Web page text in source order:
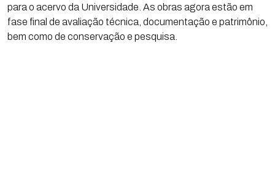
para o acervo da Universidade. As obras agora estão em
fase final de avaliação técnica, documentação e patrimônio,
bem como de conservação e pesquisa.